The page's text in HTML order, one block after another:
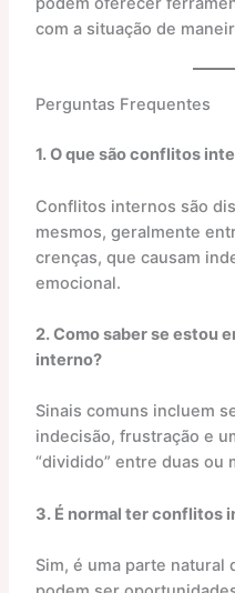
com a situação de
Perguntas Frequentes
1. O que são conflitos
Conflitos internos são
mesmos, geralmente
crenças, que causam
emocional.​
2. Como saber se estou
interno?
Sinais comuns incluem
indecisão, frustração e
“dividido” entre duas ou
3. É normal ter conflitos
Sim, é uma parte natural